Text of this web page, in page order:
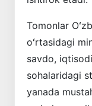
Tomonlar
oʻrtasidagi
savdo,
sohalaridagi
yanada